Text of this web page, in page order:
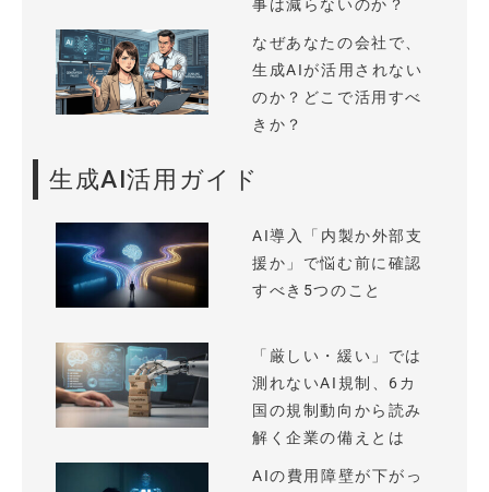
事は減らないのか？
なぜあなたの会社で、
生成AIが活用されない
のか？どこで活用すべ
きか？
生成AI活用ガイド
AI導入「内製か外部支
援か」で悩む前に確認
すべき5つのこと
「厳しい・緩い」では
測れないAI規制、6カ
国の規制動向から読み
解く企業の備えとは
AIの費用障壁が下がっ